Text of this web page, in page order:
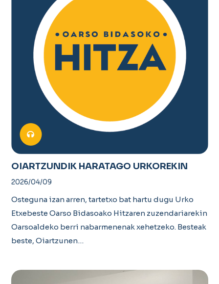
OIARTZUNDIK HARATAGO URKOREKIN
2026/04/09
Osteguna izan arren, tartetxo bat hartu dugu Urko
Etxebeste Oarso Bidasoako Hitzaren zuzendariarekin
Oarsoaldeko berri nabarmenenak xehetzeko. Besteak
beste, Oiartzunen…